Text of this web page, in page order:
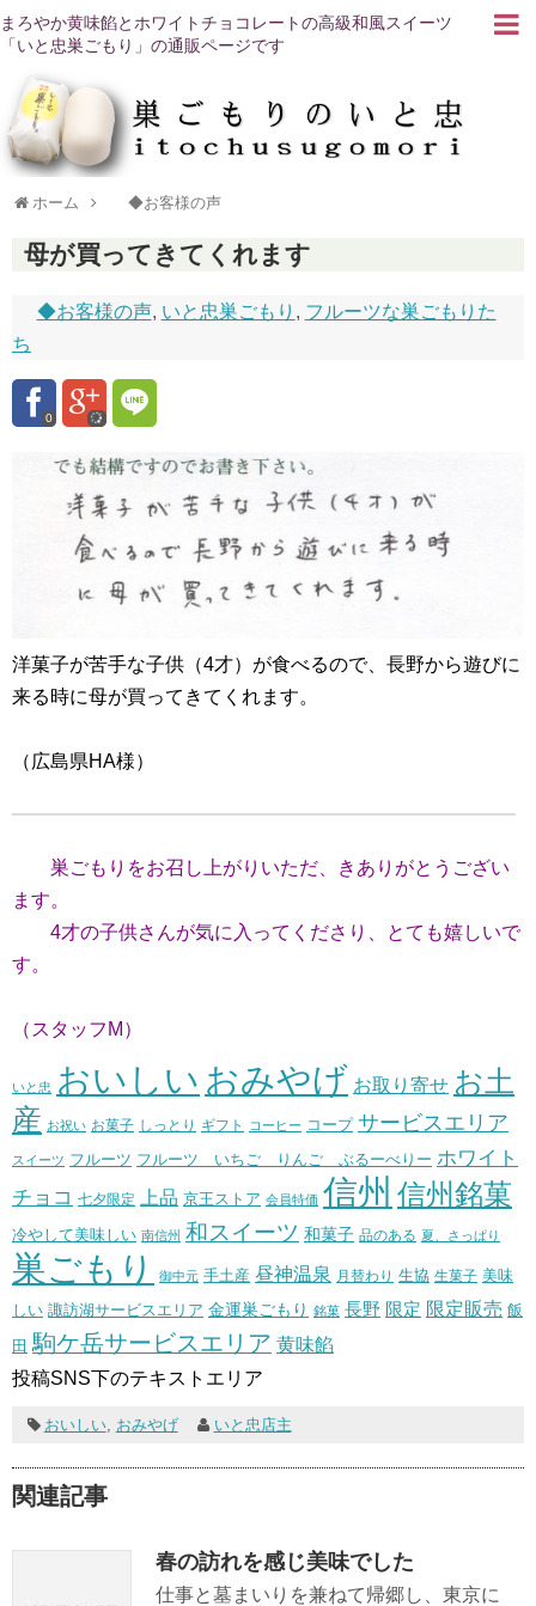
まろやか黄味餡とホワイトチョコレートの高級和風スイーツ
「いと忠巣ごもり」の通販ページです
ホーム ◆お客様の声
母が買ってきてくれます
◆お客様の声, いと忠巣ごもり , フルーツな巣ごもりた
ち
0
洋菓子が苦手な子供（4才）が食べるので、長野から遊びに
来る時に母が買ってきてくれます。
（広島県HA様）
巣ごもりをお召し上がりいただ、きありがとうござい
ます。
4才の子供さんが気に入ってくださり、とても嬉しいで
す。
（スタッフM）
いと忠 おいしい おみやげ お取り寄せ お土
産 お祝い お菓子 しっとり ギフト コーヒー コープ サービスエリア
スイーツ フルーツ フルーツ いちご りんご ぶるーべりー ホワイト
チョコ 七夕限定 上品 京王ストア 会員特価 信州 信州銘菓
冷やして美味しい 南信州 和スイーツ 和菓子 品のある 夏、さっぱり
巣ごもり 御中元 手土産 昼神温泉 月替わり 生協 生菓子 美味
しい 諏訪湖サービスエリア 金運巣ごもり 銘菓 長野 限定 限定販売 飯
田 駒ケ岳サービスエリア 黄味餡
投稿SNS下のテキストエリア
おいしい, おみやげ いと忠店主
関連記事
春の訪れを感じ美味でした
仕事と墓まいりを兼ねて帰郷し、東京に